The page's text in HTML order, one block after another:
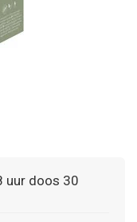
uur doos 30